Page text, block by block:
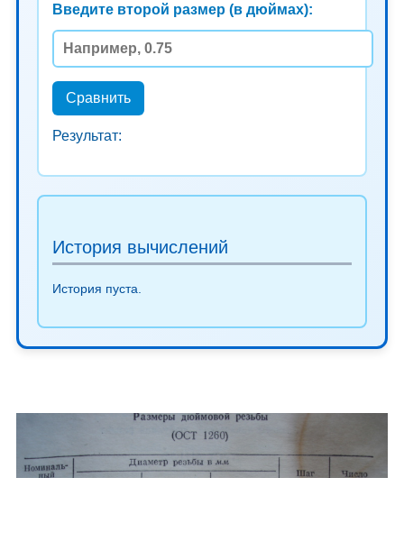
Введите второй размер (в дюймах):
Сравнить
Результат:
История вычислений
История пуста.